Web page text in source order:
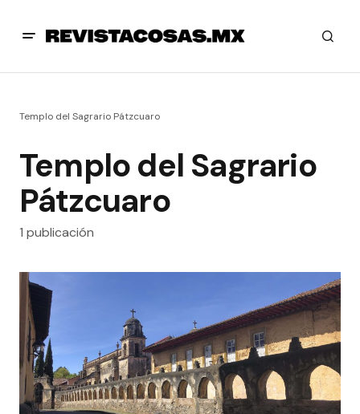
Templo del Sagrario Pátzcuaro
Templo del Sagrario
Pátzcuaro
1 publicación